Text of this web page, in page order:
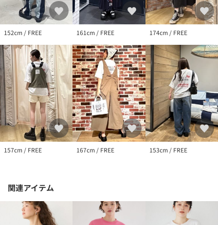
152cm / FREE 161cm / FREE 174cm / FREE
157cm / FREE 167cm / FREE 153cm / FREE
関連アイテム